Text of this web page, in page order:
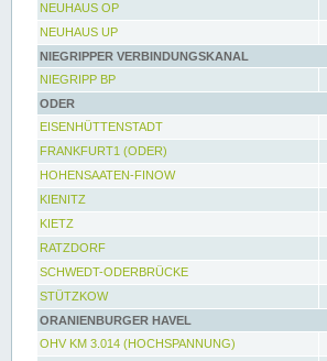
NEUHAUS OP
NEUHAUS UP
NIEGRIPPER VERBINDUNGSKANAL
NIEGRIPP BP
ODER
EISENHÜTTENSTADT
FRANKFURT1 (ODER)
HOHENSAATEN-FINOW
KIENITZ
KIETZ
RATZDORF
SCHWEDT-ODERBRÜCKE
STÜTZKOW
ORANIENBURGER HAVEL
OHV KM 3.014 (HOCHSPANNUNG)